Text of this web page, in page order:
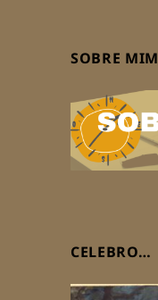
SOBRE MIM
CELEBRO…